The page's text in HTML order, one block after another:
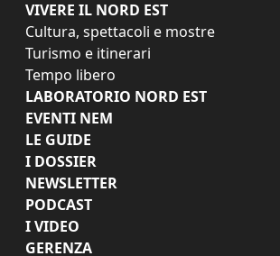
VIVERE IL NORD EST
Cultura, spettacoli e mostre
Turismo e itinerari
Tempo libero
LABORATORIO NORD EST
EVENTI NEM
LE GUIDE
I DOSSIER
NEWSLETTER
PODCAST
I VIDEO
GERENZA